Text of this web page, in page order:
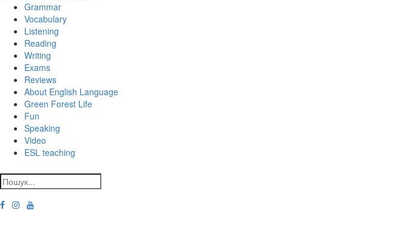
Grammar
Vocabulary
Listening
Reading
Writing
Exams
Reviews
About English Language
Green Forest Life
Fun
Speaking
Video
ESL teaching